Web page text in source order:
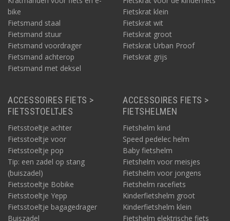
bike
Fietsmand staal
Fietsmand stuur
Fietsmand voordrager
Fietsmand achterop
Fietsmand met deksel
Fietskrat klein
Fietskrat wit
Fietskrat groot
Fietskrat Urban Proof
Fietskrat grijs
ACCESSOIRES FIETS >
FIETSSTOELTJES
Fietsstoeltje achter
Fietsstoeltje voor
Fietsstoeltje pop
Tip: een zadel op stang
(buiszadel)
Fietsstoeltje Bobike
Fietsstoeltje Yepp
Fietsstoeltje bagagedrager
Buiszadel
ACCESSOIRES FIETS >
FIETSHELMEN
Fietshelm kind
Speed pedelec helm
Baby fietshelm
Fietshelm voor meisjes
Fietshelm voor jongens
Fietshelm racefiets
Kinderfietshelm groot
Kinderfietshelm klein
Fietshelm elektrische fiets